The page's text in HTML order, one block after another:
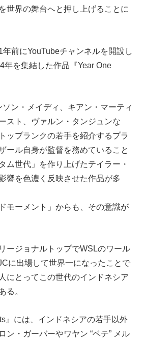
世界の舞台へと押し上げることに
前にYouTubeチャンネルを開設し
年を集結した作品『Year One
ン・メイディ、キアン・マーティ
スト、ヴァルン・タンジュンな
ップランクの若手を紹介するプラ
ール自身が監督を務めていること
ム世代」を作り上げたテイラー・
響を色濃く反映させた作品が多
モーメント」からも、その意識が
ージョナルトップでWSLのワール
に出場して世界一になったことで
にとってこの世代のインドネシア
る。
』には、インドネシアの若手以外
ン・ガーバーやワヤン “ベテ” メル